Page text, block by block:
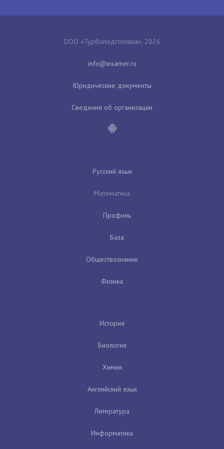
ООО «Турбоподготовка», 2026
Юридические документы
Сведения об организации
Русский язык
Математика
Профиль
База
Обществознание
Физика
История
Биология
Химия
Английский язык
Литература
Информатика